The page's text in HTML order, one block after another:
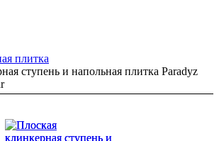
плитка
ступень и напольная плитка Paradyz